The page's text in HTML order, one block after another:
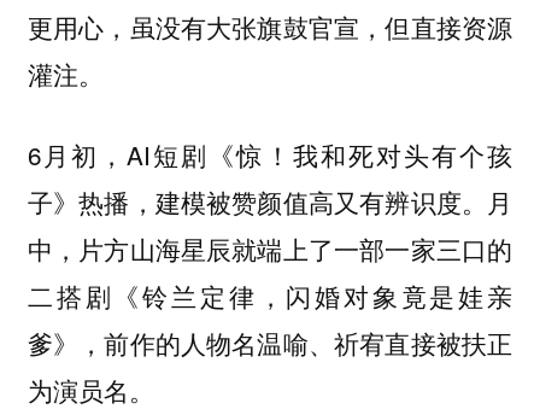
更用心，虽没有大张旗鼓官宣，但直接资源
灌注。
6月初，AI短剧《惊！我和死对头有个孩
子》热播，建模被赞颜值高又有辨识度。月
中，片方山海星辰就端上了一部一家三口的
二搭剧《铃兰定律，闪婚对象竟是娃亲
爹》，前作的人物名温喻、祈宥直接被扶正
为演员名。